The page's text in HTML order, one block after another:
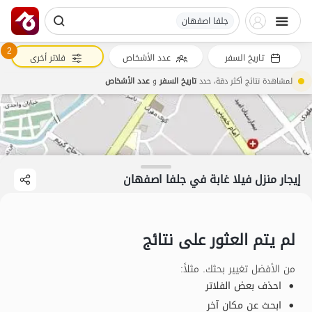
جلفا اصفهان
إيجار منزل فيلا غابة في جلفا اصفهان
لم يتم العثور على نتائج
من الأفضل تغيير بحثك. مثلاً:
احذف بعض الفلاتر
ابحث عن مكان آخر
تاريخ السفر عدد الأشخاص 2 فلاتر أخرى
لمشاهدة نتائج أكثر دقة، حددتاريخ السفروعدد الأشخاص